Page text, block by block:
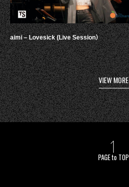
aimi – Lovesick (Live Session）
VIEW MORE
PAGE to TOP